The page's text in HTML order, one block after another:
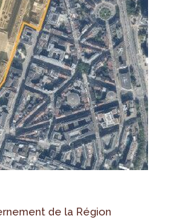
de la Région